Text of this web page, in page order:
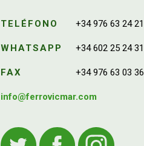
TELÉFONO +34 976 63 24 21
WHATSAPP +34 602 25 24 31
FAX +34 976 63 03 36
info@ferrovicmar.com